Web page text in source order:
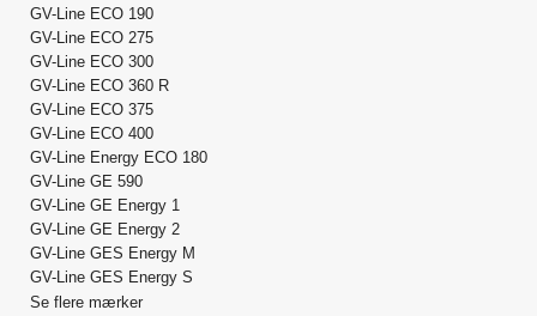
GV-Line ECO 190
GV-Line ECO 275
GV-Line ECO 300
GV-Line ECO 360 R
GV-Line ECO 375
GV-Line ECO 400
GV-Line Energy ECO 180
GV-Line GE 590
GV-Line GE Energy 1
GV-Line GE Energy 2
GV-Line GES Energy M
GV-Line GES Energy S
Se flere mærker